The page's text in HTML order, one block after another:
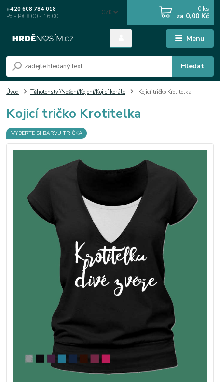
Menu
CZK
Hledat
+420 608 784 018
Po - Pá 8.00 - 16.00
0 ks
za 0,00 Kč
Úvod Těhotenství/Nošení/Kojení/Kojicí korále Kojicí tričko Krotitelka
Kojicí tričko Krotitelka
VYBERTE SI BARVU TRIČKA